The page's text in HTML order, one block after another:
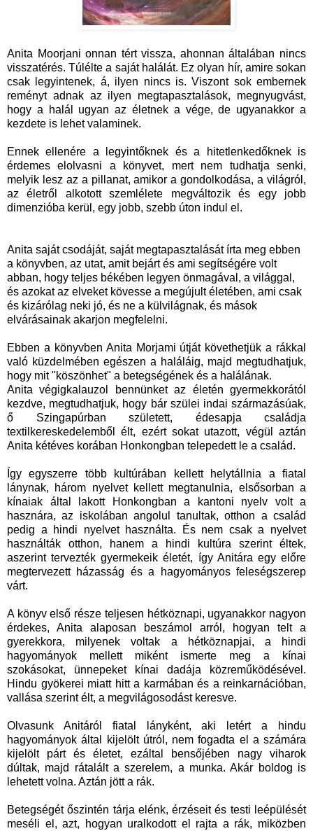
Anita Moorjani onnan tért vissza, ahonnan általában nincs
visszatérés. Túlélte a saját halálát. Ez olyan hír, amire sokan
csak legyintenek, á, ilyen nincs is. Viszont sok embernek
reményt adnak az ilyen megtapasztalások, megnyugvást,
hogy a halál ugyan az életnek a vége, de ugyanakkor a
kezdete is lehet valaminek.
Ennek ellenére a legyintőknek és a hitetlenkedőknek is
érdemes elolvasni a könyvet, mert nem tudhatja senki,
melyik lesz az a pillanat, amikor a gondolkodása, a világról,
az életről alkotott szemlélete megváltozik és egy jobb
dimenzióba kerül, egy jobb, szebb úton indul el.
Anita saját csodáját, saját megtapasztalását írta meg ebben
a könyvben, az utat, amit bejárt és ami segítségére volt
abban, hogy teljes békében legyen önmagával, a világgal,
és azokat az elveket kövesse a megújult életében, ami csak
és kizárólag neki jó, és ne a külvilágnak, és mások
elvárásainak akarjon megfelelni.
Ebben a könyvben Anita Morjami útját követhetjük a rákkal
való küzdelmében egészen a haláláig, majd megtudhatjuk,
hogy mit "köszönhet" a betegségének és a halálának.
Anita végigkalauzol bennünket az életén gyermekkorától
kezdve, megtudhatjuk, hogy bár szülei indai származásúak,
ő Szingapúrban született, édesapja családja
textilkereskedelemből élt, ezért sokat utazott, végül aztán
Anita kétéves korában Honkongban telepedett le a család.
Így egyszerre több kultúrában kellett helytállnia a fiatal
lánynak, három nyelvet kellett megtanulnia, elsősorban a
kínaiak által lakott Honkongban a kantoni nyelv volt a
hasznára, az iskolában angolul tanultak, otthon a család
pedig a hindi nyelvet használta. És nem csak a nyelvet
használták otthon, hanem a hindi kultúra szerint éltek,
aszerint tervezték gyermekeik életét, így Anitára egy előre
megtervezett házasság és a hagyományos feleségszerep
várt.
A könyv első része teljesen hétköznapi, ugyanakkor nagyon
érdekes, Anita alaposan beszámol arról, hogyan telt a
gyerekkora, milyenek voltak a hétköznapjai, a hindi
hagyományok mellett miként ismerte meg a kínai
szokásokat, ünnepeket kínai dadája közreműködésével.
Hindu gyökerei miatt hitt a karmában és a reinkarnációban,
vallása szerint élt, a megvilágosodást keresve.
Olvasunk Anitáról fiatal lányként, aki letért a hindu
hagyományok által kijelölt útról, nem fogadta el a számára
kijelölt párt és életet, ezáltal bensőjében nagy viharok
dúltak, majd rátalált a szerelem, a munka. Akár boldog is
lehetett volna. Aztán jött a rák.
Betegségét őszintén tárja elénk, érzéseit és testi leépülését
meséli el, azt, hogyan uralkodott el rajta a rák, miközben